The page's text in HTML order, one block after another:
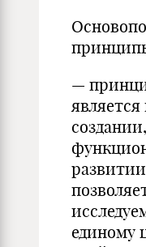
—
создании,
единому